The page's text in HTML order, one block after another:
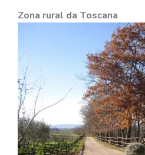
Zona rural da Toscana